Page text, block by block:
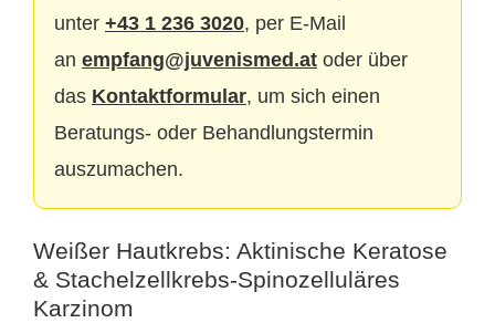
unter +43 1 236 3020, per E-Mail
an empfang@juvenismed.at oder über
das Kontaktformular, um sich einen
Beratungs- oder Behandlungstermin
auszumachen.
Weißer Hautkrebs: Aktinische Keratose
& Stachelzellkrebs-Spinozelluläres
Karzinom